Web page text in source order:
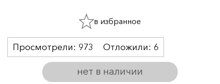
нет в наличии
Просмотрели: 973 Отложили: 6
в избранное